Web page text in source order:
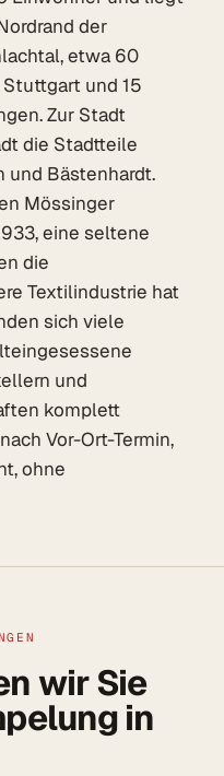
der
etwa 60
und 15
Zur Stadt
die Stadtteile
und Bästenhardt.
Mössinger
eine seltene
die
Textilindustrie hat
sich viele
und
komplett
Vor-Ort-Termin,
ohne
wir Sie
in